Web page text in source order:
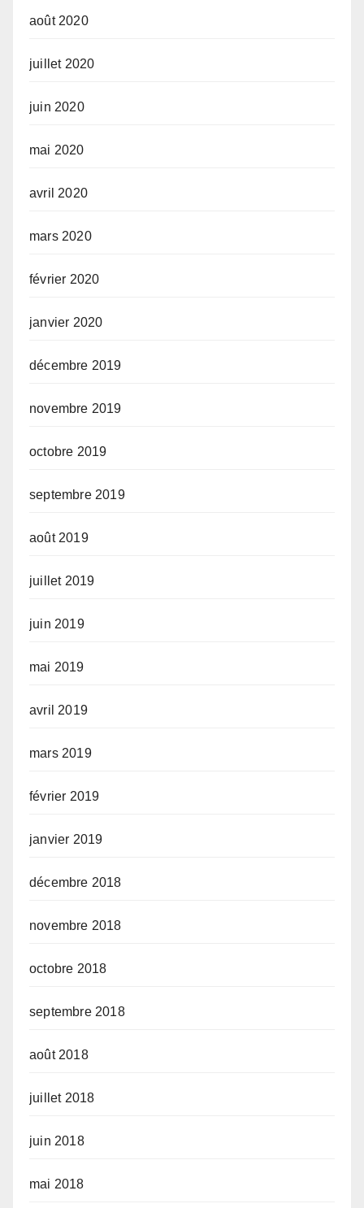
août 2020
juillet 2020
juin 2020
mai 2020
avril 2020
mars 2020
février 2020
janvier 2020
décembre 2019
novembre 2019
octobre 2019
septembre 2019
août 2019
juillet 2019
juin 2019
mai 2019
avril 2019
mars 2019
février 2019
janvier 2019
décembre 2018
novembre 2018
octobre 2018
septembre 2018
août 2018
juillet 2018
juin 2018
mai 2018